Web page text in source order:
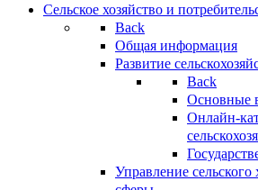
Сельское хозяйство и
Back
Общая информация
Развитие
Back
Основные
Онлайн-
Управление сельского